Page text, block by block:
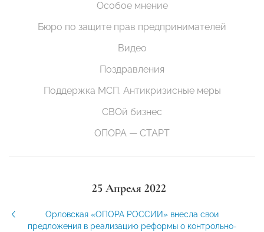
Особое мнение
Бюро по защите прав предпринимателей
Видео
Поздравления
Поддержка МСП. Антикризисные меры
СВОй бизнес
ОПОРА — СТАРТ
25 Апреля 2022
Орловская «ОПОРА РОССИИ» внесла свои
предложения в реализацию реформы о контрольно-